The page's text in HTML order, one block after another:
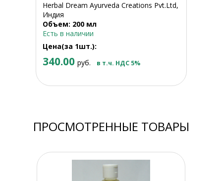
Herbal Dream Ayurveda Creations Pvt.Ltd,
Индия
Объем: 200 мл
Есть в наличии
Цена(за 1шт.):
340.00 руб. в т.ч. НДС 5%
ПРОСМОТРЕННЫЕ ТОВАРЫ